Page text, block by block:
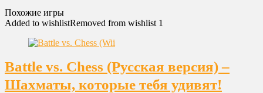
Похожие игры
Added to wishlistRemoved from wishlist 1
Battle vs. Chess (Русская версия) –
Шахматы, которые тебя удивят!